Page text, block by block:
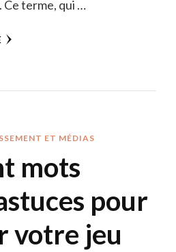
Ce terme, qui …
ET MÉDIAS
mots
pour
votre jeu